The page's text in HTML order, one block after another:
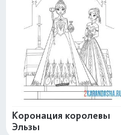
Коронация королевы
Эльзы